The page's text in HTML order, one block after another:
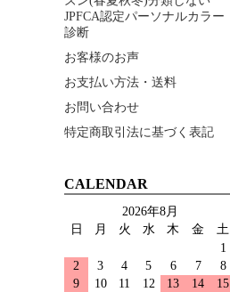
JPFCA認定パーソナルカラー
診断
お客様のお声
お支払い方法・送料
お問い合わせ
特定商取引法に基づく表記
CALENDAR
2026年8月
日
月 火 水 木 金
土
1
2
3 4 5 6 7
8
9
10 11 12 13 14
15